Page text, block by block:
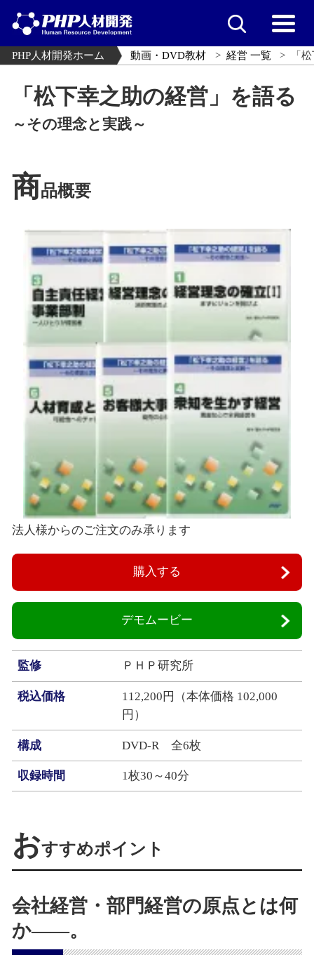
PHP人材開発ホーム 動画・DVD教材 経営 一覧 「
「松下幸之助の経営」を語る
～その理念と実践～
商品概要
法人様からのご注文のみ承ります
購入する
デモムービー
監修 ＰＨＰ研究所
税込価格
112,200円（本体価格 102,000
円）
構成 DVD-R 全6枚
収録時間 1枚30～40分
おすすめポイント
会社経営・部門経営の原点とは何
か――。